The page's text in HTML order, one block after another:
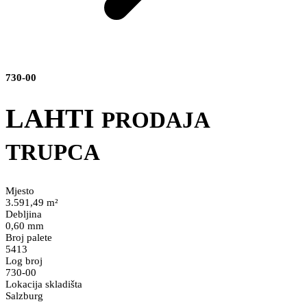
730-00
LAHTI PRODAJA
TRUPCA
Mjesto
3.591,49 m²
Debljina
0,60 mm
Broj palete
5413
Log broj
730-00
Lokacija skladišta
Salzburg